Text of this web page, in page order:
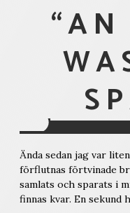
Ända sedan jag var
förflutnas förtvinade
samlats och sparats i
finnas kvar. En sekund